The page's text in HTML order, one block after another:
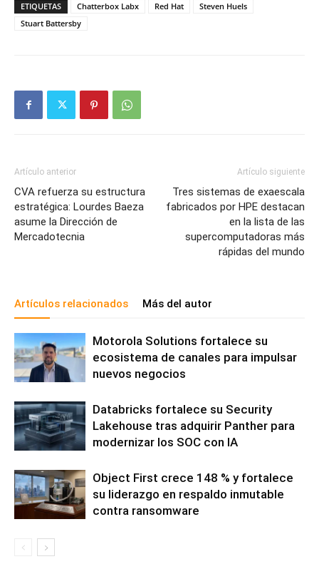
ETIQUETAS
Chatterbox Labx Red Hat
Steven Huels
Stuart Battersby
Artículo anterior
CVA refuerza su estructura
estratégica: Lourdes Baeza
asume la Dirección de
Mercadotecnia
Artículo siguiente
Tres sistemas de exaescala
fabricados por HPE destacan
en la lista de las
supercomputadoras más
rápidas del mundo
Artículos relacionados Más del autor
Motorola Solutions fortalece su
ecosistema de canales para impulsar
nuevos negocios
Databricks fortalece su Security
Lakehouse tras adquirir Panther para
modernizar los SOC con IA
Object First crece 148 % y fortalece
su liderazgo en respaldo inmutable
contra ransomware